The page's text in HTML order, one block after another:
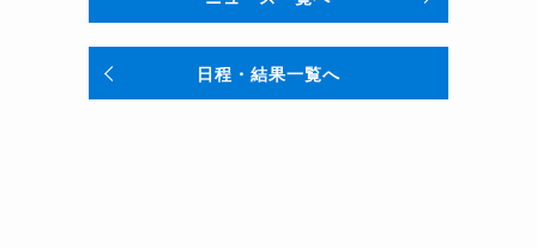
日程・結果一覧へ